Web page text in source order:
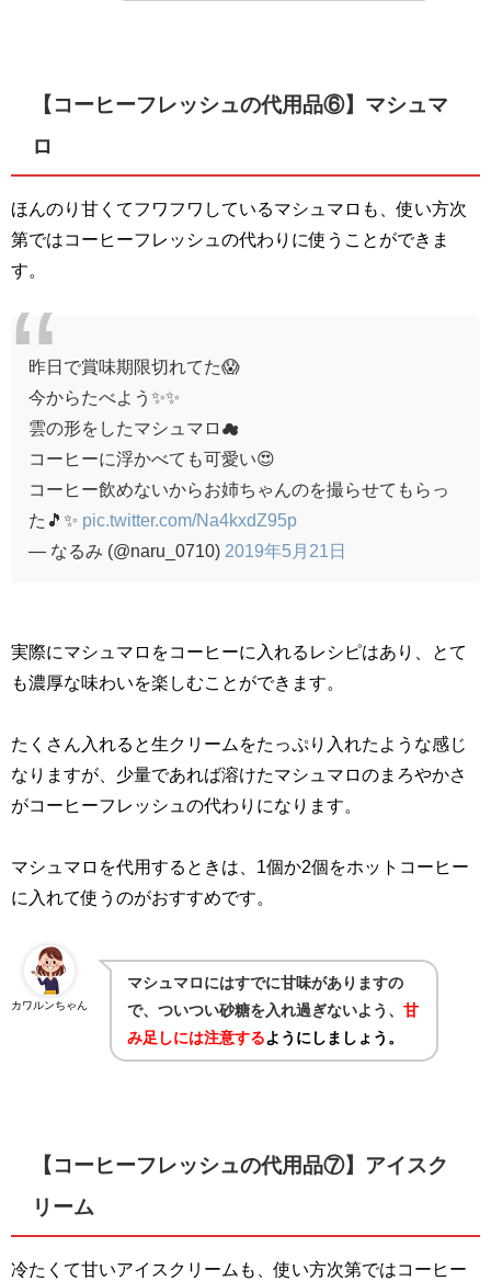
【コーヒーフレッシュの代用品⑥】マシュマ
ロ
ほんのり甘くてフワフワしているマシュマロも、使い方次
第ではコーヒーフレッシュの代わりに使うことができま
す。
昨日で賞味期限切れてた😱
今からたべよう✨✨
雲の形をしたマシュマロ︎︎☁︎︎
コーヒーに浮かべても可愛い😍
コーヒー飲めないからお姉ちゃんのを撮らせてもらっ
た🎵✨ pic.twitter.com/Na4kxdZ95p
— なるみ (@naru_0710) 2019年5月21日
実際にマシュマロをコーヒーに入れるレシピはあり、とて
も濃厚な味わいを楽しむことができます。
たくさん入れると生クリームをたっぷり入れたような感じ
なりますが、少量であれば溶けたマシュマロのまろやかさ
がコーヒーフレッシュの代わりになります。
マシュマロを代用するときは、 1個か2個をホットコーヒー
に入れて使うのがおすすめです。
カワルンちゃん
マシュマロにはすでに甘味がありますの
で、ついつい砂糖を入れ過ぎないよう、甘
み足しには注意する ようにしましょう。
【コーヒーフレッシュの代用品⑦】アイスク
リーム
冷たくて甘いアイスクリームも、使い方次第ではコーヒー